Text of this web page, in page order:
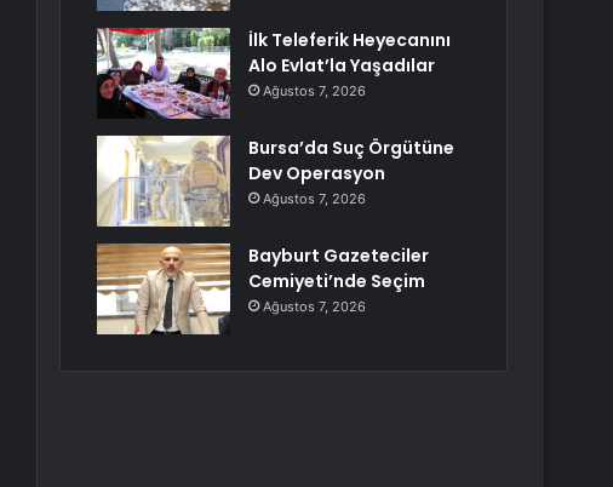
İlk Teleferik Heyecanını
Alo Evlat’la Yaşadılar
Ağustos 7, 2026
Bursa’da Suç Örgütüne
Dev Operasyon
Ağustos 7, 2026
Bayburt Gazeteciler
Cemiyeti’nde Seçim
Ağustos 7, 2026